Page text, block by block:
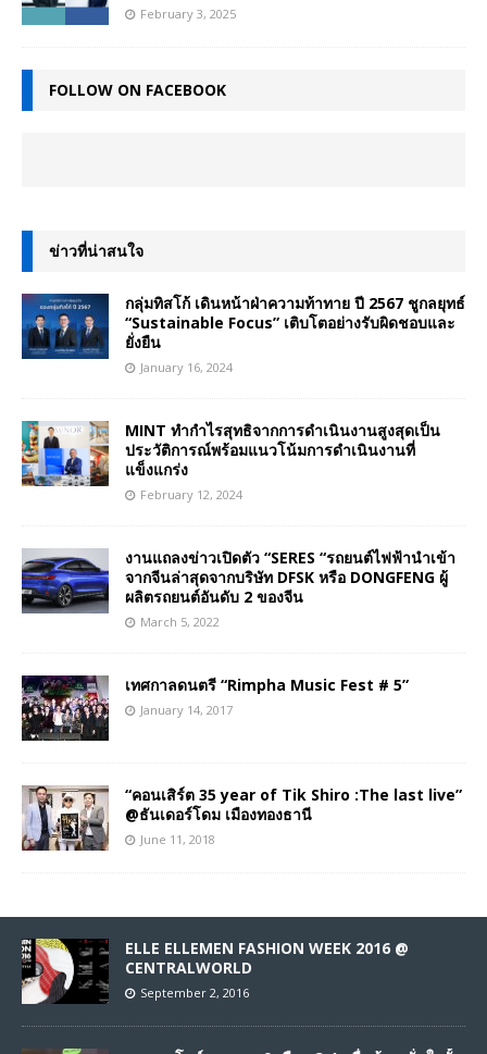
February 3, 2025
FOLLOW ON FACEBOOK
ข่าวที่น่าสนใจ
กลุ่มทิสโก้ เดินหน้าฝ่าความท้าทาย ปี 2567 ชูกลยุทธ์
“Sustainable Focus” เติบโตอย่างรับผิดชอบและ
ยั่งยืน
January 16, 2024
MINT ทำกำไรสุทธิจากการดำเนินงานสูงสุดเป็น
ประวัติการณ์พร้อมแนวโน้มการดำเนินงานที่
แข็งแกร่ง
February 12, 2024
งานแถลงข่าวเปิดตัว “SERES “รถยนต์ไฟฟ้านำเข้า
จากจีนล่าสุดจากบริษัท DFSK หรือ DONGFENG ผู้
ผลิตรถยนต์อันดับ 2 ของจีน
March 5, 2022
เทศกาลดนตรี “Rimpha Music Fest # 5”
January 14, 2017
“คอนเสิร์ต 35 year of Tik Shiro :The last live”
@ธันเดอร์โดม เมืองทองธานี
June 11, 2018
ELLE ELLEMEN FASHION WEEK 2016 @
CENTRALWORLD
September 2, 2016